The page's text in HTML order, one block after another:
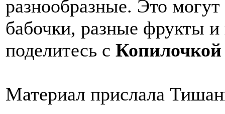
разнообразные. Это
бабочки, разные фрукты
поделитесь с Копилочкой
Материал прислала